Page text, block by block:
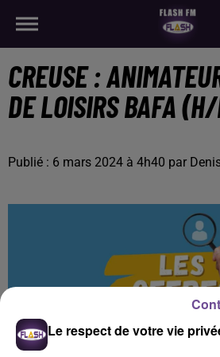
CREUSE :
DE LOISIRS BAFA
Publié : 6 mars 2024 à 4h40 par
Le respect de votre vie